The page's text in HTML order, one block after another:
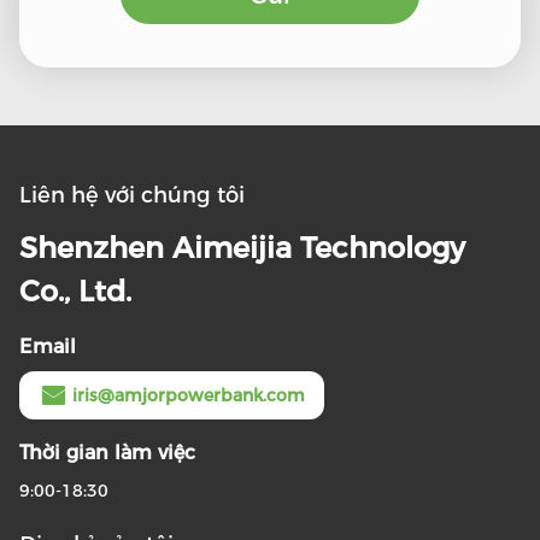
Liên hệ với chúng tôi
Shenzhen Aimeijia Technology
Co., Ltd.
Email
iris@amjorpowerbank.com
Thời gian làm việc
9:00-18:30